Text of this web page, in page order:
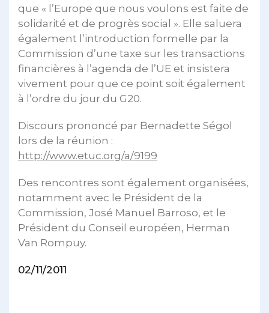
que « l’Europe que nous voulons est faite de
solidarité et de progrès social ». Elle saluera
également l’introduction formelle par la
Commission d’une taxe sur les transactions
financières à l’agenda de l’UE et insistera
vivement pour que ce point soit également
à l’ordre du jour du G20.
Discours prononcé par Bernadette Ségol
lors de la réunion :
http://www.etuc.org/a/9199
Des rencontres sont également organisées,
notamment avec le Président de la
Commission, José Manuel Barroso, et le
Président du Conseil européen, Herman
Van Rompuy.
02/11/2011